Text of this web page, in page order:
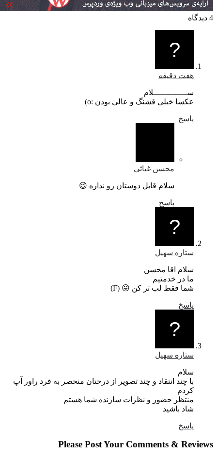
هفت دقیقه
ســــــــــــــلام
عکسا خیلی قشنگ و عالی بودن :o)
پاسخ
محسن غیاثی
سلام قابل دوستان رو نداره 😉
پاسخ
ستاره سهيل
سلام اقا محسن
ما در خدمتيم
شما فقط لب تر كن 😛 (F)
پاسخ
ستاره سهيل
سلام
با چند انتقاد و چند تصوير از درختان منحصر به فرد راور آپ
كردم
منتظر حضور و نظرات سازنده شما هستم
شاد باشيد
پاسخ
Please Post Your Comments &